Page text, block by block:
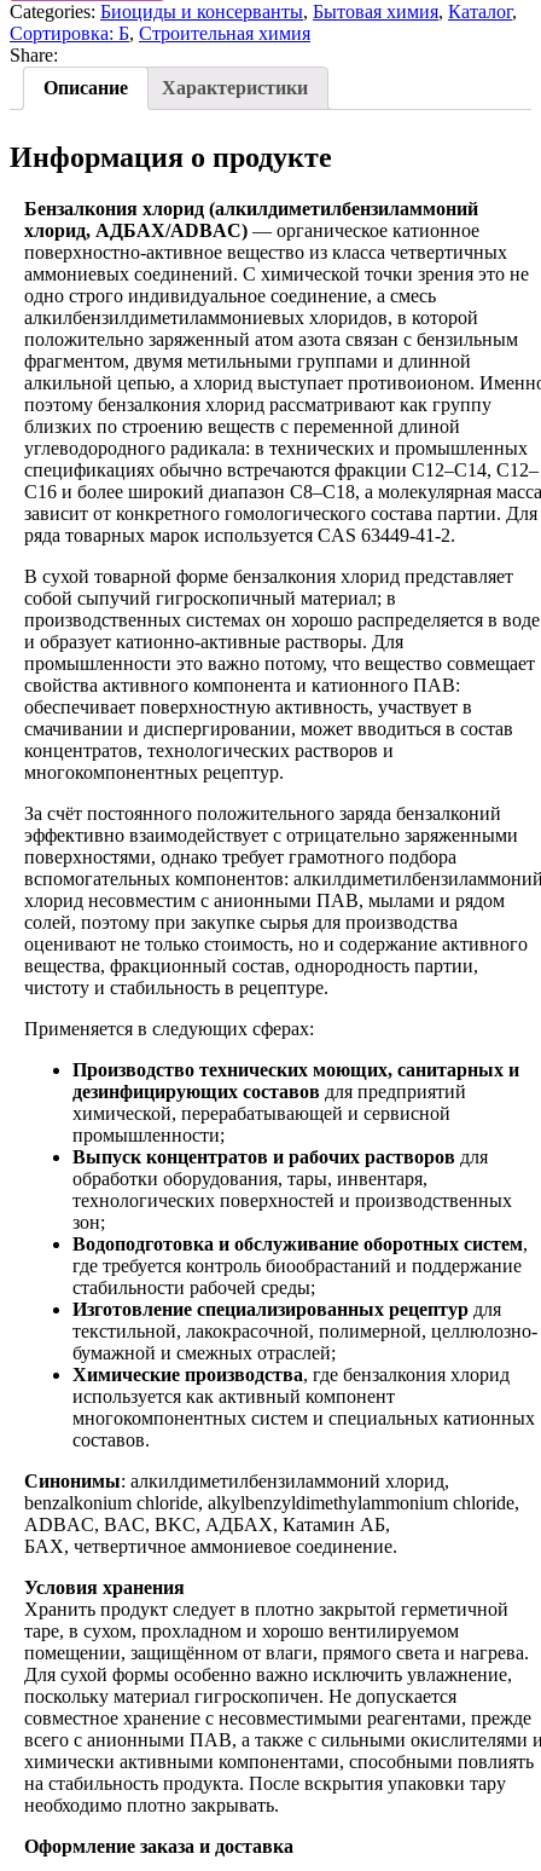
Categories: Биоциды и консерванты, Бытовая химия, Каталог,
Сортировка: Б, Строительная химия
Share:
Описание
Характеристики
Информация о продукте
Бензалкония хлорид (алкилдиметилбензиламмоний
хлорид, АДБАХ/ADBAC) — органическое катионное
поверхностно-активное вещество из класса четвертичных
аммониевых соединений. С химической точки зрения это не
одно строго индивидуальное соединение, а смесь
алкилбензилдиметиламмониевых хлоридов, в которой
положительно заряженный атом азота связан с бензильным
фрагментом, двумя метильными группами и длинной
алкильной цепью, а хлорид выступает противоионом.
поэтому бензалкония хлорид рассматривают как группу
близких по строению веществ с переменной длиной
углеводородного радикала: в технических и промышленных
спецификациях обычно встречаются фракции C12–C14, C12–
C16 и более широкий диапазон C8–C18, а молекулярная масса
зависит от конкретного гомологического состава партии. Для
ряда товарных марок используется CAS 63449-41-2.
В сухой товарной форме бензалкония хлорид представляет
собой сыпучий гигроскопичный материал; в
производственных системах он хорошо распределяется в воде
и образует катионно-активные растворы. Для
промышленности это важно потому, что вещество совмещает
свойства активного компонента и катионного ПАВ:
обеспечивает поверхностную активность, участвует в
смачивании и диспергировании, может вводиться в состав
концентратов, технологических растворов и
многокомпонентных рецептур.
За счёт постоянного положительного заряда бензалконий
эффективно взаимодействует с отрицательно заряженными
поверхностями, однако требует грамотного подбора
вспомогательных компонентов:
хлорид несовместим с анионными ПАВ, мылами и рядом
солей, поэтому при закупке сырья для производства
оценивают не только стоимость, но и содержание активного
вещества, фракционный состав, однородность партии,
чистоту и стабильность в рецептуре.
Применяется в следующих сферах:
Производство технических моющих, санитарных и
дезинфицирующих составов для предприятий
химической, перерабатывающей и сервисной
промышленности;
Выпуск концентратов и рабочих растворов для
обработки оборудования, тары, инвентаря,
технологических поверхностей и производственных
зон;
Водоподготовка и обслуживание оборотных систем,
где требуется контроль биообрастаний и поддержание
стабильности рабочей среды;
Изготовление специализированных рецептур для
текстильной, лакокрасочной, полимерной, целлюлозно-
бумажной и смежных отраслей;
Химические производства, где бензалкония хлорид
используется как активный компонент
многокомпонентных систем и специальных катионных
составов.
Синонимы: алкилдиметилбензиламмоний хлорид,
benzalkonium chloride, alkylbenzyldimethylammonium chloride,
ADBAC, BAC, BKC, АДБАХ, Катамин АБ,
БАХ, четвертичное аммониевое соединение.
Условия хранения
Хранить продукт следует в плотно закрытой герметичной
таре, в сухом, прохладном и хорошо вентилируемом
помещении, защищённом от влаги, прямого света и нагрева.
Для сухой формы особенно важно исключить увлажнение,
поскольку материал гигроскопичен. Не допускается
совместное хранение с несовместимыми реагентами, прежде
всего с анионными ПАВ, а также с сильными окислителями
химически активными компонентами, способными повлиять
на стабильность продукта. После вскрытия упаковки тару
необходимо плотно закрывать.
Оформление заказа и доставка